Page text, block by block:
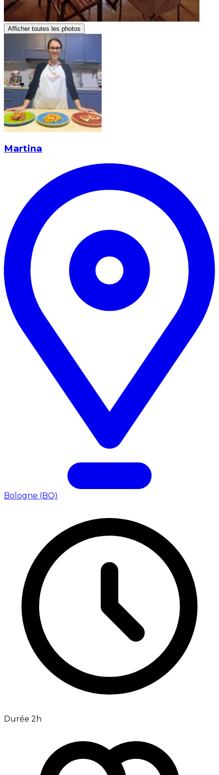
Afficher toutes les photos
Martina
Bologne (BO)
Durée 2h